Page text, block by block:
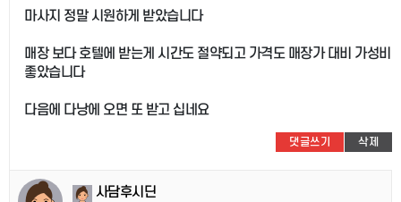
마사지 정말 시원하게 받았습니다
매장 보다 호텔에 받는게 시간도 절약되고 가격도 매장가 대비 가성비
좋았습니다
다음에 다낭에 오면 또 받고 십네요
댓글쓰기 삭제
사담후시딘